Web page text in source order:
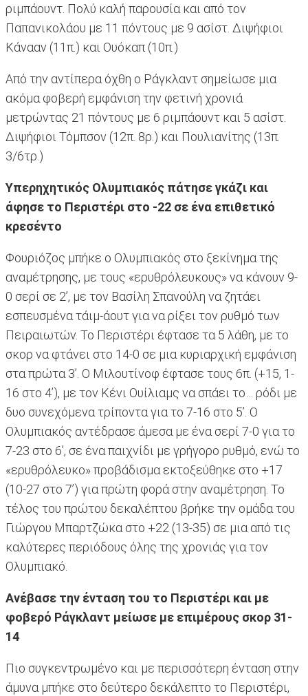
ριμπάουντ. Πολύ καλή παρουσία και από τον
Παπανικολάου με 11 πόντους με 9 ασίστ. Διψήφιοι
Κάνααν (11π.) και Ουόκαπ (10π.)
Από την αντίπερα όχθη ο Ράγκλαντ σημείωσε μια
ακόμα φοβερή εμφάνιση την φετινή χρονιά
μετρώντας 21 πόντους με 6 ριμπάουντ και 5 ασίστ.
Διψήφιοι Τόμπσον (12π. 8ρ.) και Πουλιανίτης (13π.
3/6τρ.)
Υπερηχητικός Ολυμπιακός πάτησε γκάζι και
άφησε το Περιστέρι στο -22 σε ένα επιθετικό
κρεσέντο
Φουριόζος μπήκε ο Ολυμπιακός στο ξεκίνημα της
αναμέτρησης, με τους «ερυθρόλευκους» να κάνουν 9-
0 σερί σε 2’, με τον Βασίλη Σπανούλη να ζητάει
εσπευσμένα τάιμ-άουτ για να ρίξει τον ρυθμό των
Πειραιωτών. Το Περιστέρι έφτασε τα 5 λάθη, με το
σκορ να φτάνει στο 14-0 σε μια κυριαρχική εμφάνιση
στα πρώτα 3’. Ο Μιλουτίνοφ έφτασε τους 6π. (+15, 1-
16 στο 4’), με τον Κένι Ουίλιαμς να σπάει το… ρόδι με
δυο συνεχόμενα τρίποντα για το 7-16 στο 5’. Ο
Ολυμπιακός αντέδρασε άμεσα με ένα σερί 7-0 για το
7-23 στο 6’, σε ένα παιχνίδι με γρήγορο ρυθμό, ενώ το
«ερυθρόλευκο» προβάδισμα εκτοξεύθηκε στο +17
(10-27 στο 7’) για πρώτη φορά στην αναμέτρηση. Το
τέλος του πρώτου δεκαλέπτου βρήκε την ομάδα του
Γιώργου Μπαρτζώκα στο +22 (13-35) σε μια από τις
καλύτερες περιόδους όλης της χρονιάς για τον
Ολυμπιακό.
Ανέβασε την ένταση του το Περιστέρι και με
φοβερό Ράγκλαντ μείωσε με επιμέρους σκορ 31-
14
Πιο συγκεντρωμένο και με περισσότερη ένταση στην
άμυνα μπήκε στο δεύτερο δεκάλεπτο το Περιστέρι,